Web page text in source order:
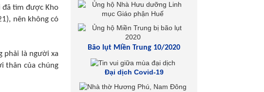
đã tìm được Kho
nên không có
phải là người xa
thân của chúng
Bão lụt Miền Trung 10/2020
Đại dịch Covid-19